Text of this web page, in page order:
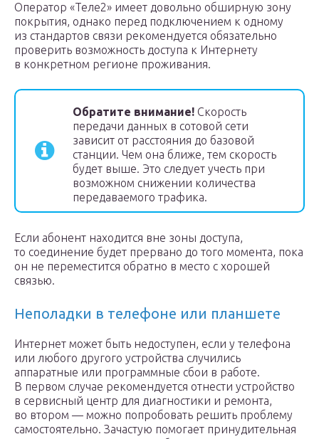
Оператор «Теле2» имеет довольно обширную зону
покрытия, однако перед подключением к одному
из стандартов связи рекомендуется обязательно
проверить возможность доступа к Интернету
в конкретном регионе проживания.
Обратите внимание! Скорость
передачи данных в сотовой сети
зависит от расстояния до базовой
станции. Чем она ближе, тем скорость
будет выше. Это следует учесть при
возможном снижении количества
передаваемого трафика.
Если абонент находится вне зоны доступа,
то соединение будет прервано до того момента, пока
он не переместится обратно в место с хорошей
связью.
Неполадки в телефоне или планшете
Интернет может быть недоступен, если у телефона
или любого другого устройства случились
аппаратные или программные сбои в работе.
В первом случае рекомендуется отнести устройство
в сервисный центр для диагностики и ремонта,
во втором — можно попробовать решить проблему
самостоятельно. Зачастую помогает принудительная